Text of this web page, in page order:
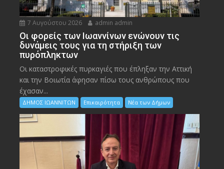
7 Αυγούστου 2026 admin admin
Οι φορείς των Ιωαννίνων ενώνουν τις
δυνάμεις τους για τη στήριξη των
πυρόπληκτων
Οι καταστροφικές πυρκαγιές που έπληξαν την Αττική
και την Bοιωτία άφησαν πίσω τους ανθρώπους που
έχασαν...
ΔΗΜΟΣ ΙΩΑΝΝΙΤΩΝ Επικαιρότητα Νέα των Δήμων